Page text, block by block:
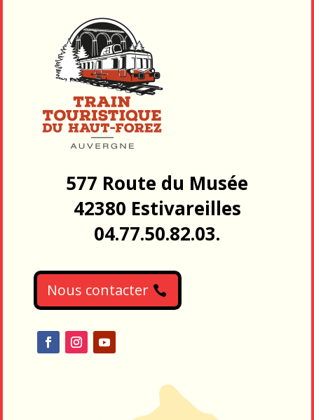
577 Route du Musée
42380 Estivareilles
04.77.50.82.03.
Nous contacter